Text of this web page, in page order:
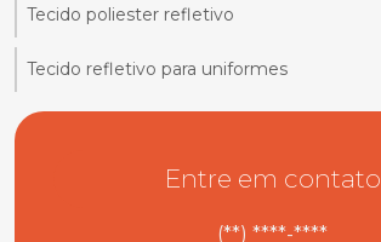
Tecido poliester refletivo
Tecido refletivo para uniformes
Entre em contato
(**) ****-****